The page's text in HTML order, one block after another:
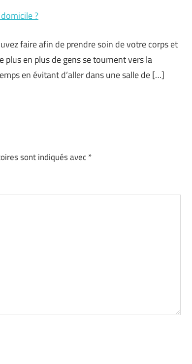
?
faire afin de prendre soin de votre corps et
en plus de gens se tournent vers la
en évitant d’aller dans une salle de […]
sont indiqués avec*